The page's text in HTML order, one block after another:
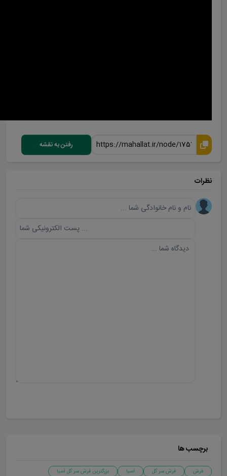
رفتن به نقشه
نظرات
برچسب ها
فرش فرش سر گل آسیا
بزرگترین فرش سر گل آسیا